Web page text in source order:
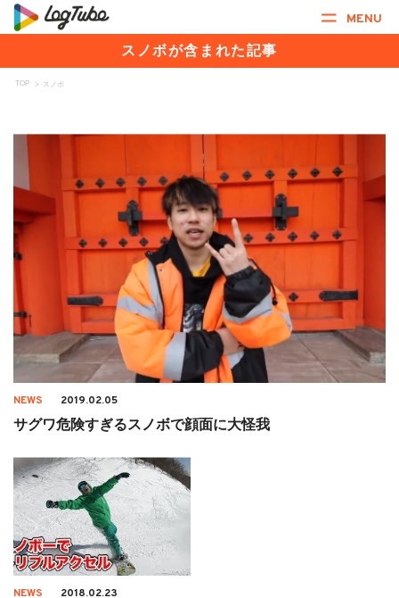
MENU
スノボが含まれた記事
TOP > スノボ
NEWS 2019.02.05
サグワ危険すぎるスノボで顔面に大怪我
NEWS 2018.02.23